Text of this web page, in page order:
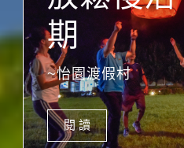
期
~怡園渡假村
閱 讀